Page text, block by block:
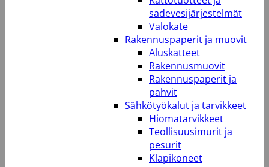
sadevesijärjestelmät
Valokate
Rakennuspaperit ja muovit
Aluskatteet
Rakennusmuovit
Rakennuspaperit ja
pahvit
Sähkötyökalut ja tarvikkeet
Hiomatarvikkeet
Teollisuusimurit ja
pesurit
Klapikoneet